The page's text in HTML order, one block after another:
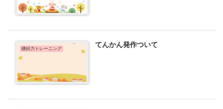
継続力トレーニング てんかん発作ついて